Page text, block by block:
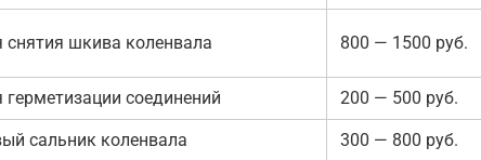
снятия шкива коленвала 800 — 1500 руб.
герметизации соединений 200 — 500 руб.
сальник коленвала 300 — 800 руб.